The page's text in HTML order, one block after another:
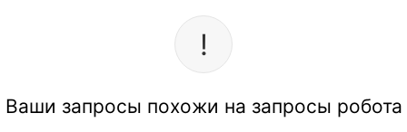
Ваши запросы похожи на запросы робота